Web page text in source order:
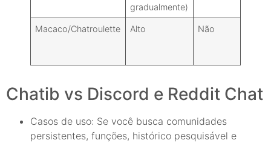
gradualmente)
Macaco/Chatroulette Alto Não
Chatib vs Discord e Reddit Chat
Casos de uso: Se você busca comunidades
persistentes, funções, histórico pesquisável e